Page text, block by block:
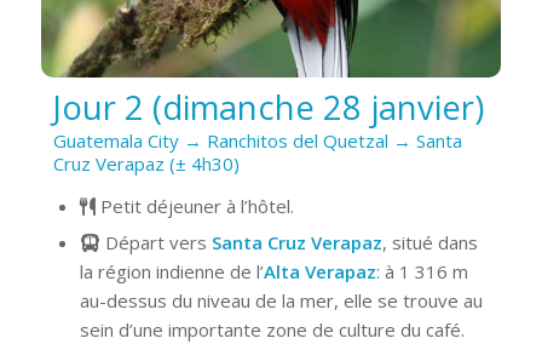
Jour 2 (dimanche 28 janvier)
Guatemala City → Ranchitos del Quetzal → Santa
Cruz Verapaz (± 4h30)
Petit déjeuner à l’hôtel.
Départ vers Santa Cruz Verapaz, situé dans
la région indienne de l’Alta Verapaz: à 1 316 m
au-dessus du niveau de la mer, elle se trouve au
sein d’une importante zone de culture du café.